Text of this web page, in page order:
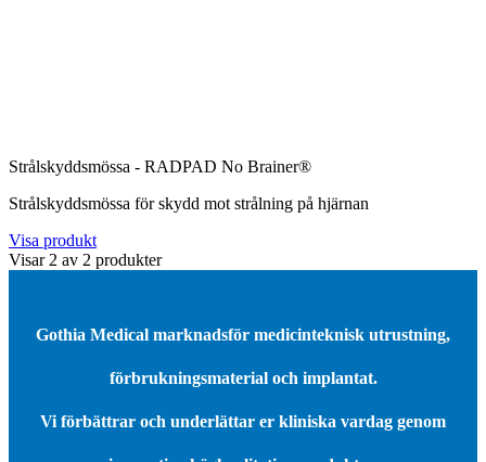
Strålskyddsmössa - RADPAD No Brainer®
Strålskyddsmössa för skydd mot strålning på hjärnan
Visa produkt
Visar2 av 2 produkter
Gothia Medical marknadsför medicinteknisk utrustning,
förbrukningsmaterial och implantat.
Vi förbättrar och underlättar er kliniska vardag genom